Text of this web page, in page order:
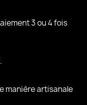
3 ou 4 fois
manière artisanale